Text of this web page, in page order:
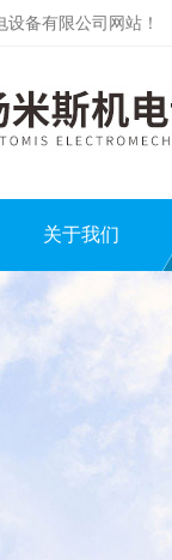
备有限公司网站！
关于我们